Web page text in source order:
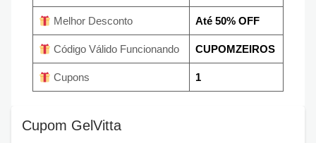
Melhor Desconto Até 50% OFF
Código Válido Funcionando CUPOMZEIROS
Cupons 1
Cupom GelVitta